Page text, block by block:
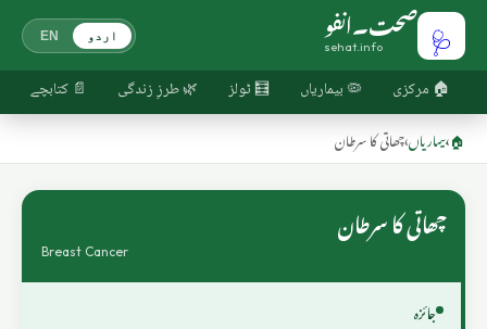
🩺 صحت۔انفو
sehat.info
اردو EN
🏠 مرکزی 🦠 بیماریاں 🧮 ٹولز 🌿 طرزِ زندگی 📄 کتابچے
🏠
›بیماریاں›چھاتی کا سرطان
چھاتی کا سرطان
Breast Cancer
جائزہ